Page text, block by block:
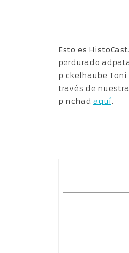
Esto es
perdurado
pickelhaube Toni
través de
pinchad aquí.